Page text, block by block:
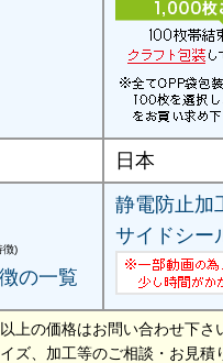
日本
徴)
の一覧
静電防止加
サイドシー
上の価格はお問い合わせ下さ
ズ、加工等のご相談・お見積